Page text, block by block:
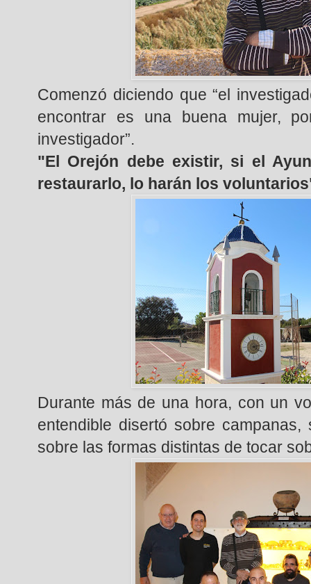
Comenzó diciendo que “el
encontrar es una buena mujer,
investigador”.
"El Orejón debe existir, si el
restaurarlo, lo harán los
Durante más de una hora, con un
entendible disertó sobre
sobre las formas distintas de tocar